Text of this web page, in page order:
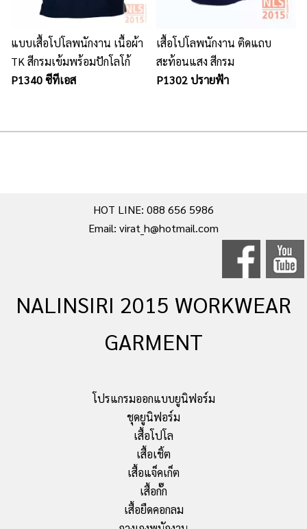
แบบเสื้อโปโลพนักงาน เนื้อผ้า
TK สีกรมเข้มพร้อมปักโลโก้
P1340 ซีทีเอส
เสื้อโปโลพนักงาน ติดแถบ
สะท้อนแสง สีกรม
P1302 ปรายฟ้า
HOT LINE: 088 656 5986
Email: virat_h@hotmail.com
NALINSIRI 2015 WORKWEAR
GARMENT
โปรแกรมออกแบบยูนิฟอร์ม
ชุดยูนิฟอร์ม
เสื้อโปโล
เสื้อเชิ้ต
เสื้อแจ็คเก็ต
เสื้อกั๊ก
เสื้อยืดคอกลม